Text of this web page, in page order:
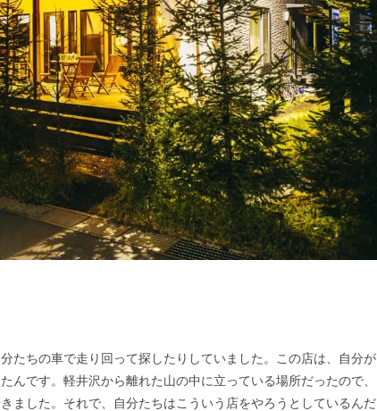
たちの車で走り回って探したりしていました。この店は、自分が
んです。軽井沢から離れた山の中に立っている場所だったので、
ました。それで、自分たちはこういう店をやろうとしているんだ